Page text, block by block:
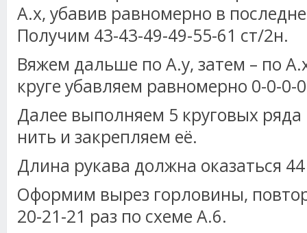
A.x, убавив равномерно в
Получим 43-43-49-49-55-61 ст/2н.
Вяжем дальше по A.y, затем – по
круге убавляем равномерно 0-0-0-
Далее выполняем 5 круговых ряда
нить и закрепляем её.
Длина рукава должна оказаться
Оформим вырез горловины,
20-21-21 раз по схеме А.6.